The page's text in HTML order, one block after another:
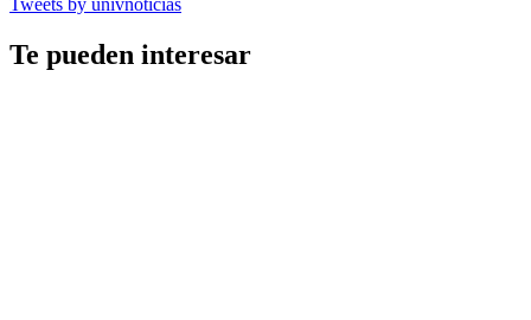
Tweets by univnoticias
Te pueden interesar